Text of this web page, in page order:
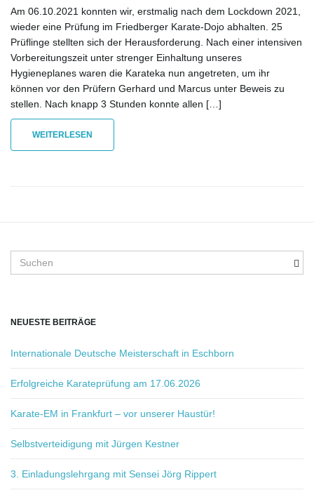
Am 06.10.2021 konnten wir, erstmalig nach dem Lockdown 2021,
wieder eine Prüfung im Friedberger Karate-Dojo abhalten. 25
Prüflinge stellten sich der Herausforderung. Nach einer intensiven
Vorbereitungszeit unter strenger Einhaltung unseres
Hygieneplanes waren die Karateka nun angetreten, um ihr
können vor den Prüfern Gerhard und Marcus unter Beweis zu
stellen. Nach knapp 3 Stunden konnte allen […]
WEITERLESEN
u
b
g
r
i
f
f
.
.
.
NEUESTE BEITRÄGE
Internationale Deutsche Meisterschaft in Eschborn
Erfolgreiche Karateprüfung am 17.06.2026
Karate-EM in Frankfurt – vor unserer Haustür!
Selbstverteidigung mit Jürgen Kestner
3. Einladungslehrgang mit Sensei Jörg Rippert